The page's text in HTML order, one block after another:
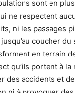
sont en
ne respectent
ni les passages
coucher
en terrain
qu’ils portent à
des accidents et